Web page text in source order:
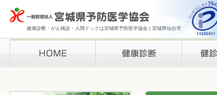
健康診断・がん検診・人間ドックは宮城県予防医学協会 | 宮城県仙台市